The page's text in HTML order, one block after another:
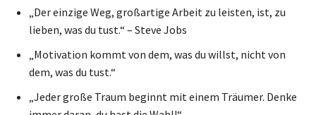
„Der einzige Weg, großartige Arbeit zu leisten, ist, zu
lieben, was du tust.“ – Steve Jobs
„Motivation kommt von dem, was du willst, nicht von
dem, was du tust.“
„Jeder große Traum beginnt mit einem Träumer. Denke